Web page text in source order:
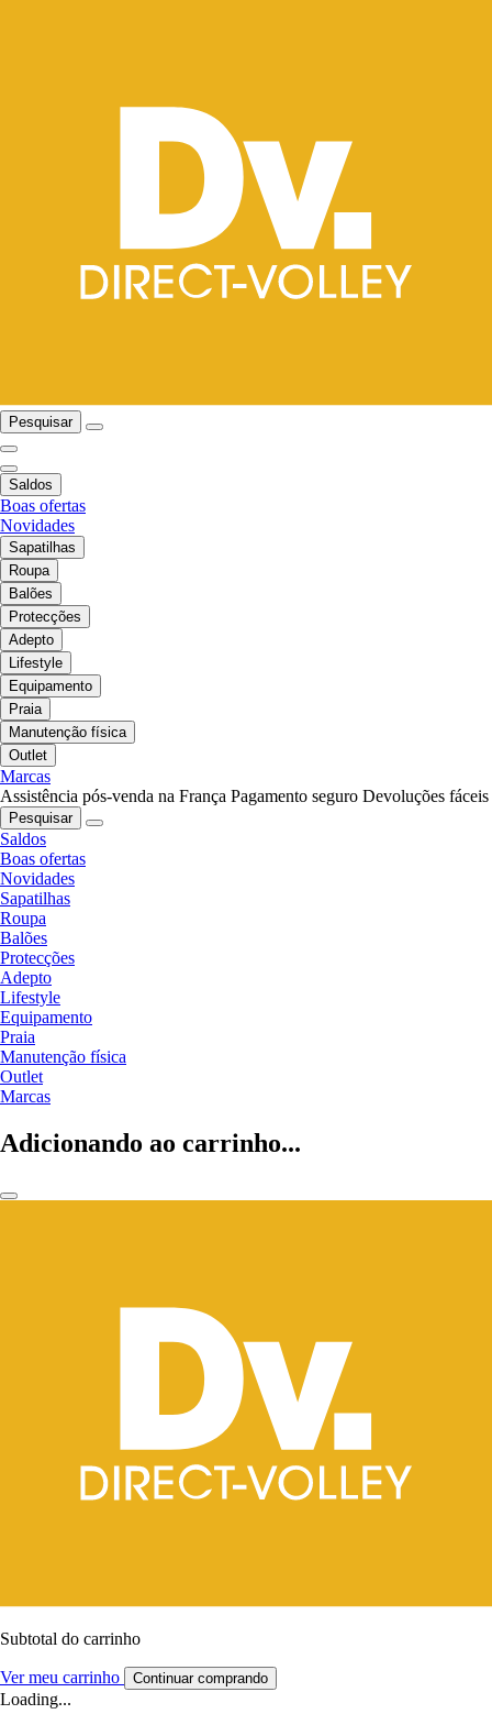
Pesquisar
Saldos
Boas ofertas
Novidades
Sapatilhas
Roupa
Balões
Protecções
Adepto
Lifestyle
Equipamento
Praia
Manutenção física
Outlet
Marcas
Assistência pós-venda na França Pagamento seguro Devoluções fáceis
Pesquisar
Saldos
Boas ofertas
Novidades
Sapatilhas
Roupa
Balões
Protecções
Adepto
Lifestyle
Equipamento
Praia
Manutenção física
Outlet
Marcas
Adicionando ao carrinho...
Subtotal do carrinho
Ver meu carrinho Continuar comprando
Loading...